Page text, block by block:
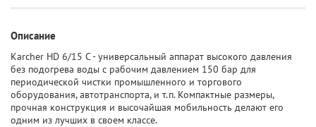
Описание
Karcher HD 6/15 C - универсальный аппарат высокого давления
без подогрева воды с рабочим давлением 150 бар для
периодической чистки промышленного и торгового
оборудования, автотранспорта, и т.п. Компактные размеры,
прочная конструкция и высочайшая мобильность делают его
одним из лучших в своем классе.